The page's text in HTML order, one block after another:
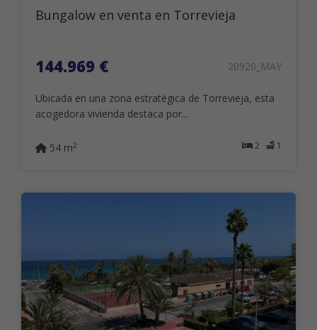
Bungalow en venta en Torrevieja
144.969 € 20920_MAY
Ubicada en una zona estratégica de Torrevieja, esta
acogedora vivienda destaca por...
2 1
54 m2